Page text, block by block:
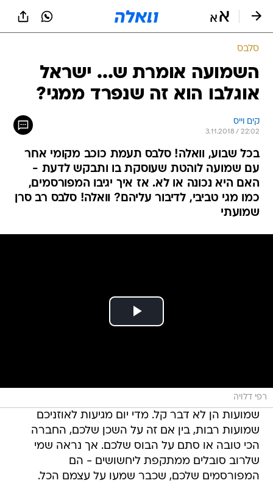
סלבס
השמועה אומרת ש... ישראל
אוגלבו הוא זה שנפרד ממגי?
קים וייס
3.11.2018 / 22:02
בכל שבוע, וואלה! סלבס תעמת כוכב מקומי אחר
עם שמועה לוהטת שעוסקת בו ותבקש לדעת -
האם היא נכונה או לא. אז איך יגיבו המפורסמים,
כמו מגי טביבי, לדיבור עליהם? וואלה! סלבס רב סרן
שמועתי
רפי דלויה
שמועות הן לא דבר קל. מדי יום מגיעות לאוזניכם
שמועות רבות, בין אם זה על השכן שלכם, החברה
הכי טובה או סתם על הבוס שלכם. אך נראה שמי
שלרוב סובלים ממתקפת ליחשושים - הם
המפורסמים שלכם, שכבר שמעו על עצמם הכל.